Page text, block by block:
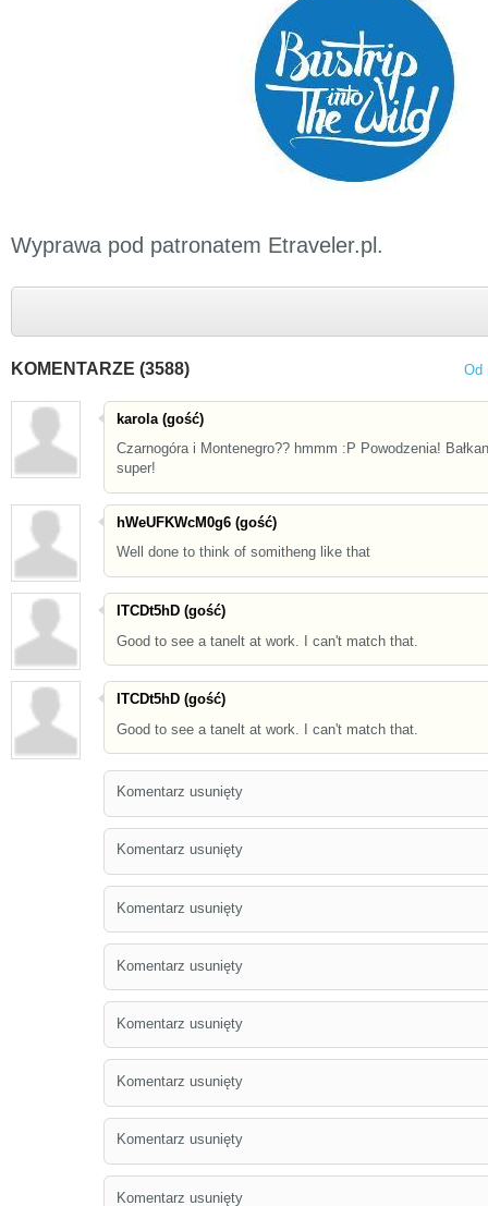
Wyprawa pod patronatem Etraveler.pl.
KOMENTARZE (3588) Od
karola (gość)
Czarnogóra i Montenegro?? hmmm :P Powodzenia!
super!
hWeUFKWcM0g6 (gość)
Well done to think of somitheng like that
ITCDt5hD (gość)
Good to see a tanelt at work. I can't match that.
ITCDt5hD (gość)
Good to see a tanelt at work. I can't match that.
Komentarz usunięty
Komentarz usunięty
Komentarz usunięty
Komentarz usunięty
Komentarz usunięty
Komentarz usunięty
Komentarz usunięty
Komentarz usunięty